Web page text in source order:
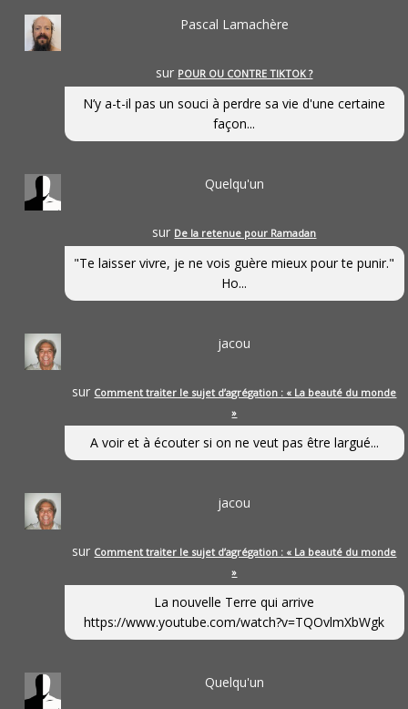
Pascal Lamachère
sur POUR OU CONTRE TIKTOK ?
N’y a-t-il pas un souci à perdre sa vie d'une certaine
façon...
Quelqu'un
sur De la retenue pour Ramadan
"Te laisser vivre, je ne vois guère mieux pour te punir."
Ho...
jacou
sur Comment traiter le sujet d’agrégation : « La beauté du monde
»
A voir et à écouter si on ne veut pas être largué...
jacou
sur Comment traiter le sujet d’agrégation : « La beauté du monde
»
La nouvelle Terre qui arrive
https://www.youtube.com/watch?v=TQOvlmXbWgk
Quelqu'un